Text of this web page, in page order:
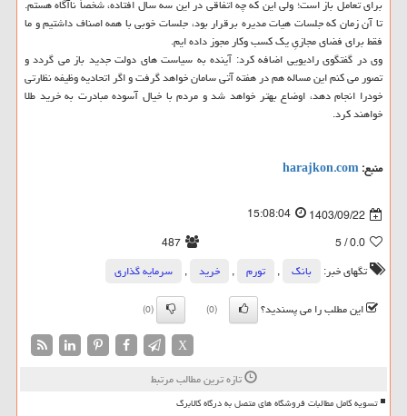
برای تعامل باز است؛ ولی این که چه اتفاقی در این سه سال افتاده، شخصاً ناآگاه هستم.
تا آن زمان که جلسات هیات مدیره برقرار بود، جلسات خوبی با همه اصناف داشتیم و ما
فقط برای فضای مجازیِ یک کسب وکار مجوز داده ایم.
وی در گفتگوی رادیویی اضافه کرد: آینده به سیاست های دولت جدید باز می گردد و
تصور می کنم این مساله هم در هفته آتی سامان خواهد گرفت و اگر اتحادیه وظیفه نظارتی
خودرا انجام دهد، اوضاع بهتر خواهد شد و مردم با خیال آسوده مبادرت به خرید طلا
خواهند کرد.
منبع:harajkon.com
1403/09/22
15:08:04
0.0
/ 5
487
تگهای خبر:
بانك , تورم , خرید ,
سرمایه گذاری
این مطلب را می پسندید؟
(0)
(0)
X
تازه ترین مطالب مرتبط
تسویه کامل مطالبات فروشگاه های متصل به درگاه کالابرگ